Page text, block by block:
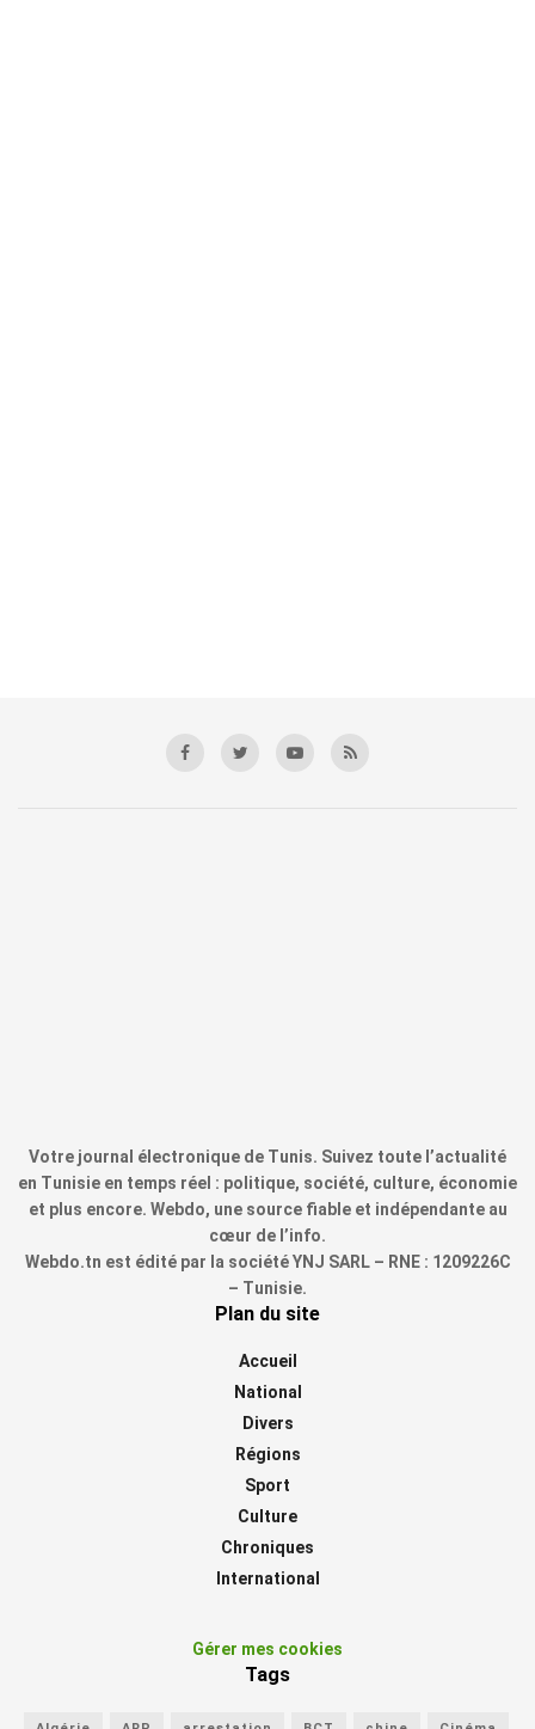
Votre journal électronique de Tunis. Suivez toute l’actualité
en Tunisie en temps réel : politique, société, culture, économie
et plus encore. Webdo, une source fiable et indépendante au
cœur de l’info.
Webdo.tn est édité par la société YNJ SARL – RNE : 1209226C
– Tunisie.
Plan du site
Accueil
National
Divers
Régions
Sport
Culture
Chroniques
International
Gérer mes cookies
Tags